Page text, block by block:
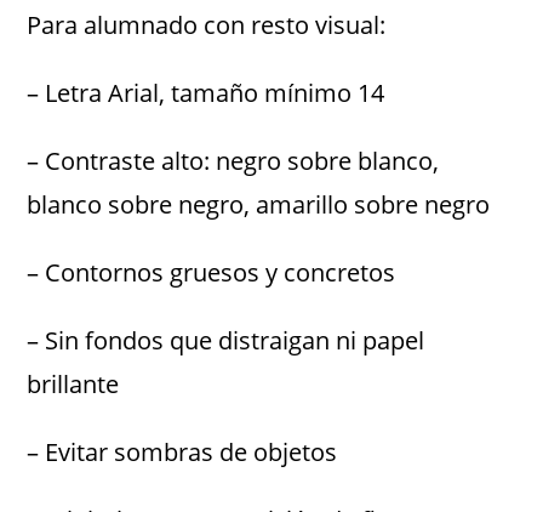
Para alumnado con resto visual:
– Letra Arial, tamaño mínimo 14
– Contraste alto: negro sobre blanco,
blanco sobre negro, amarillo sobre negro
– Contornos gruesos y concretos
– Sin fondos que distraigan ni papel
brillante
– Evitar sombras de objetos